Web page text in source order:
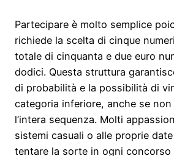
Partecipare è molto semplice
richiede la scelta di cinque
totale di cinquanta e due euro
dodici. Questa struttura
di probabilità e la possibilità di
categoria inferiore, anche se
l’intera sequenza. Molti
sistemi casuali o alle proprie
tentare la sorte in ogni concorso